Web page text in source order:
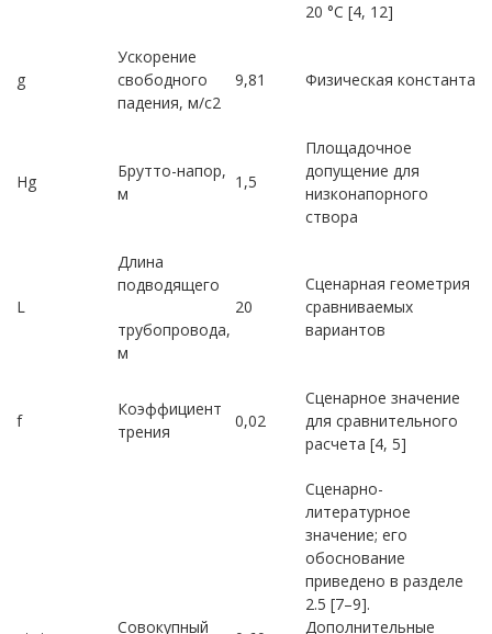
20 °C [4, 12]
g
Ускорение
свободного
падения, м/с2
9,81 Физическая константа
Hg
Брутто-напор,
м
1,5
Площадочное
допущение для
низконапорного
створа
L
Длина
подводящего
трубопровода,
м
20
Сценарная геометрия
сравниваемых
вариантов
f
Коэффициент
трения
0,02
Сценарное значение
для сравнительного
расчета [4, 5]
Совокупный
Сценарно-
литературное
значение; его
обоснование
приведено в разделе
2.5 [7–9].
Дополнительные